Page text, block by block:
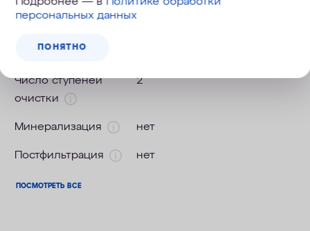
фильтрации
Число ступеней
очистки
2
Минерализация нет
Постфильтрация нет
ПОСМОТРЕТЬ ВСЕ
персональных данных
ПОНЯТНО